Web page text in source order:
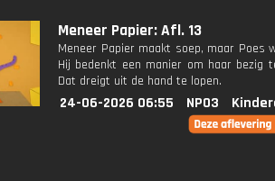
Meneer Papier: Afl. 13
Meneer Papier maakt soep, maar Poes
Hij bedenkt een manier om haar bezig
Dat dreigt uit de hand te lopen.
24-06-2026 06:55 NPO3